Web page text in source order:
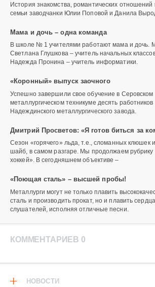
История знакомства, романтических отношений
семьи заводчанки Юлии Поповой и Данила
Мама и дочь – одна команда
В школе № 1 учителями работают мама и дочь.
Светлана Глушкова – учитель начальных
Надежда Пронина – учитель информатики.
«Коронный» выпуск заочного
Успешно завершили свое обучение в Серовском
металлургическом техникуме десять работников
Надеждинского металлургического завода.
Дмитрий Просветов: «Я готов биться за
Сезон «горячего» льда, т.е., сломанных клюшек
шайб, в самом разгаре. Мы продолжаем рубрику
хоккей». В сегодняшнем объективе –
«Поющая сталь» – высшей пробы!
Металлурги могут не только плавить
сталь и производить прокат, но и плавить
слушателей, исполняя отличные песни.
КОММЕНТАРИЕВ 0
НОВОСТИ